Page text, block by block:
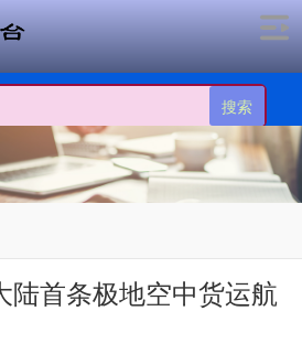
搜索
陆首条极地空中货运航